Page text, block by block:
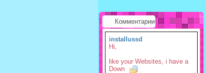
Комментарии
installussd
Hi,
like your Websites, i have a
Down